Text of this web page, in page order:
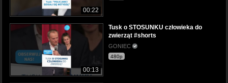
00:22
00:13
Tusk o STOSUNKU człowieka do
zwierząt #shorts
GONIEC
480p